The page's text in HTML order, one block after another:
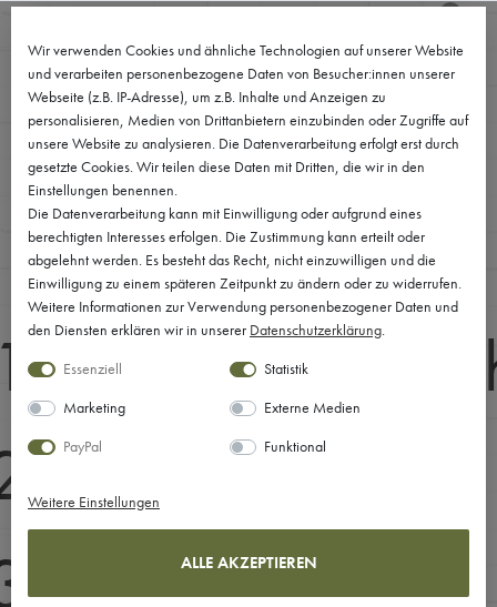
AGB
Inhaltsverzeichnis
Vertragsschluss
Widerrufsrecht
Wir verwenden Cookies und ähnliche Technologien auf unserer Website
und verarbeiten personenbezogene Daten von Besucher:innen unserer
Webseite (z.B. IP-Adresse), um z.B. Inhalte und Anzeigen zu
personalisieren, Medien von Drittanbietern einzubinden oder Zugriffe auf
unsere Website zu analysieren. Die Datenverarbeitung erfolgt erst durch
gesetzte Cookies. Wir teilen diese Daten mit Dritten, die wir in den
Einstellungen benennen.
Die Datenverarbeitung kann mit Einwilligung oder aufgrund eines
berechtigten Interesses erfolgen. Die Zustimmung kann erteilt oder
abgelehnt werden. Es besteht das Recht, nicht einzuwilligen und die
Einwilligung zu einem späteren Zeitpunkt zu ändern oder zu widerrufen.
Weitere Informationen zur Verwendung personenbezogener Daten und
den Diensten erklären wir in unserer Daten­schutz­erklärung.
Essenziell
Statistik
Marketing
Externe Medien
PayPal
Funktional
Weitere Einstellungen
ALLE AKZEPTIEREN